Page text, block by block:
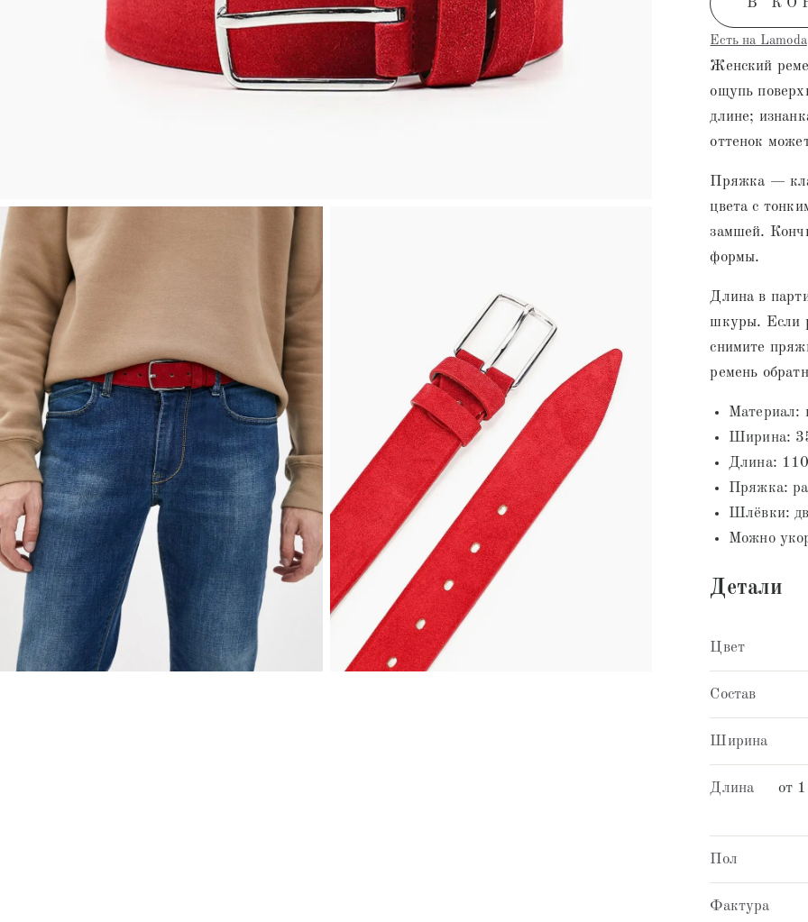
Есть на Lamoda
Женский
ощупь
длине;
оттенок
Пряжка —
цвета с
замшей.
формы.
Длина в
шкуры. Если
снимите
ремень
Материал:
Ширина:
Длина:
Пряжка:
Шлёвки:
Можно
Детали
Цвет
Состав
Ширина
Длина от
Пол
Фактура